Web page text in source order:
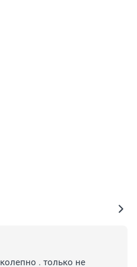
. только не